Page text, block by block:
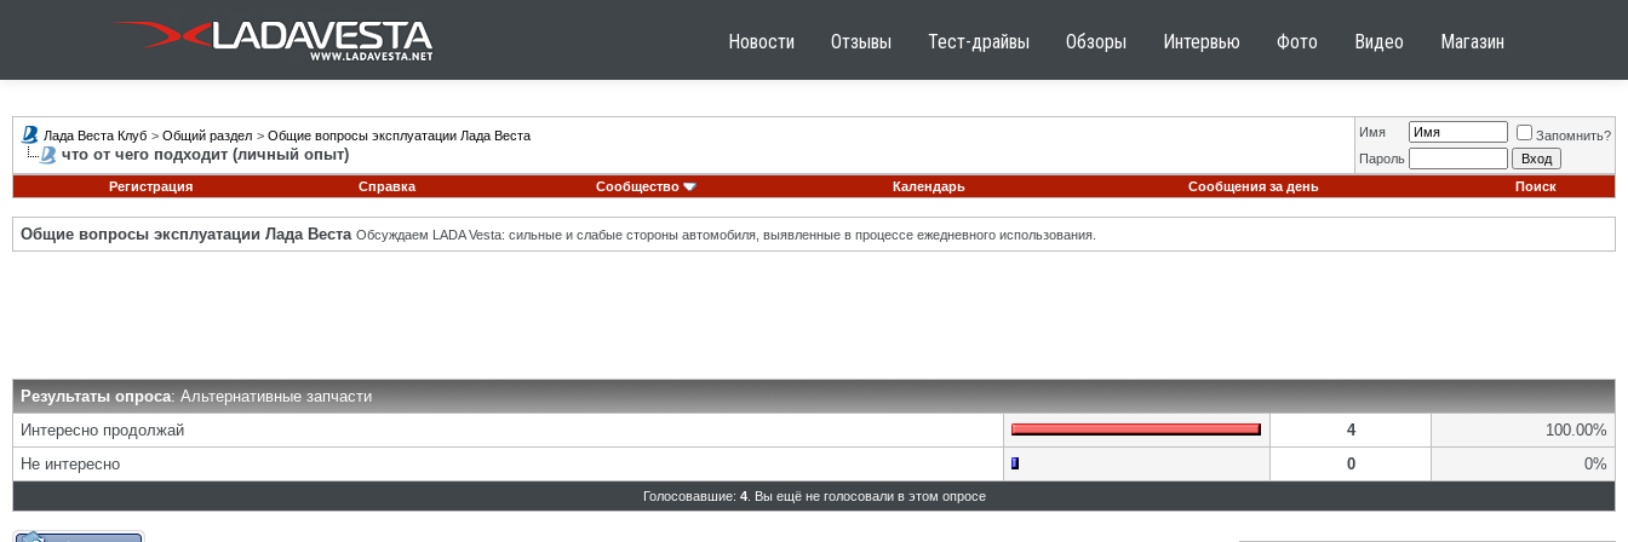
Новости Отзывы Тест-драйвы Обзоры Интервью Фото Видео Магазин
Лада Веста Клуб > Общий раздел > Общие вопросы эксплуатации Лада Веста
что от чего подходит (личный опыт)
Имя
Запомнить?
Пароль
Регистрация
Справка Сообщество Календарь Сообщения за день Поиск
Общие вопросы эксплуатации Лада Веста Обсуждаем LADA Vesta: сильные и слабые стороны автомобиля, выявленные в процессе ежедневного использования.
Результаты опроса: Альтернативные запчасти
Интересно продолжай
4
100.00%
Не интересно
0 0%
Голосовавшие: 4. Вы ещё не голосовали в этом опросе